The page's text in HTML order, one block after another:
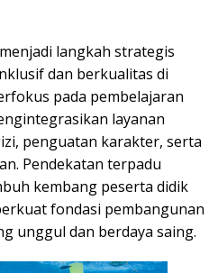
langkah strategis
dan berkualitas di
pada pembelajaran
layanan
penguatan karakter, serta
Pendekatan terpadu
kembang peserta didik
fondasi pembangunan
unggul dan berdaya saing.